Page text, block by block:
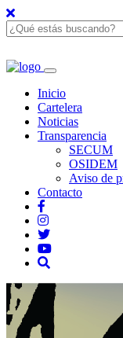
Inicio
Cartelera
Noticias
Transparencia
SECUM
OSIDEM
Aviso de
Contacto